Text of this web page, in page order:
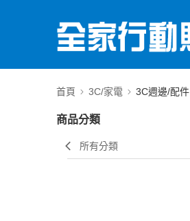
首頁 3C/家電 3C週邊/配件
商品分類
所有分類